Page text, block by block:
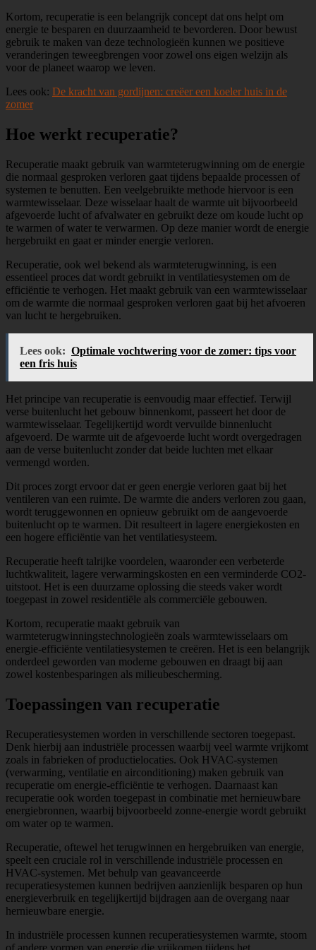
Kortom, recuperatie is een belangrijk concept dat ons helpt om
energie te besparen en duurzaamheid te bevorderen. Door bewust
gebruik te maken van deze technologieën kunnen we positieve
veranderingen teweegbrengen voor zowel ons eigen welzijn als
voor de planeet waarop we leven.
Lees ook: De kracht van gordijnen: creëer een koeler huis in de
zomer
Hoe werkt recuperatie?
Recuperatie maakt gebruik van warmteterugwinning om de energie
die normaal gesproken verloren gaat tijdens bepaalde processen of
systemen te benutten. Een veelgebruikte methode hiervoor is een
warmtewisselaar. Deze wisselaar haalt de warmte uit bijvoorbeeld
afgevoerde lucht of afvalwater en gebruikt deze om koude lucht op
te warmen of water te verwarmen. Op deze manier wordt de energie
hergebruikt en gaat er minder energie verloren.
Recuperatie, ook wel bekend als warmteterugwinning, is een
essentieel proces dat wordt gebruikt in ventilatiesystemen om de
efficiëntie te verhogen. Het maakt gebruik van een warmtewisselaar
om de warmte die normaal gesproken verloren gaat bij het afvoeren
van lucht te hergebruiken.
Lees ook: Optimale vochtwering voor de zomer: tips voor
een fris huis
Het principe van recuperatie is eenvoudig maar effectief. Terwijl
verse buitenlucht het gebouw binnenkomt, passeert het door de
warmtewisselaar. Tegelijkertijd wordt vervuilde binnenlucht
afgevoerd. De warmte uit de afgevoerde lucht wordt overgedragen
aan de verse buitenlucht zonder dat beide luchten met elkaar
vermengd worden.
Dit proces zorgt ervoor dat er geen energie verloren gaat bij het
ventileren van een ruimte. De warmte die anders verloren zou gaan,
wordt teruggewonnen en opnieuw gebruikt om de aangevoerde
buitenlucht op te warmen. Dit resulteert in lagere energiekosten en
een hogere efficiëntie van het ventilatiesysteem.
Recuperatie heeft talrijke voordelen, waaronder een verbeterde
luchtkwaliteit, lagere verwarmingskosten en een verminderde CO2-
uitstoot. Het is een duurzame oplossing die steeds vaker wordt
toegepast in zowel residentiële als commerciële gebouwen.
Kortom, recuperatie maakt gebruik van
warmteterugwinningstechnologieën zoals warmtewisselaars om
energie-efficiënte ventilatiesystemen te creëren. Het is een belangrijk
onderdeel geworden van moderne gebouwen en draagt bij aan
zowel kostenbesparingen als milieubescherming.
Toepassingen van recuperatie
Recuperatiesystemen worden in verschillende sectoren toegepast.
Denk hierbij aan industriële processen waarbij veel warmte vrijkomt
zoals in fabrieken of productielocaties. Ook HVAC-systemen
(verwarming, ventilatie en airconditioning) maken gebruik van
recuperatie om energie-efficiëntie te verhogen. Daarnaast kan
recuperatie ook worden toegepast in combinatie met hernieuwbare
energiebronnen, waarbij bijvoorbeeld zonne-energie wordt gebruikt
om water op te warmen.
Recuperatie, oftewel het terugwinnen en hergebruiken van energie,
speelt een cruciale rol in verschillende industriële processen en
HVAC-systemen. Met behulp van geavanceerde
recuperatiesystemen kunnen bedrijven aanzienlijk besparen op hun
energieverbruik en tegelijkertijd bijdragen aan de overgang naar
hernieuwbare energie.
In industriële processen kunnen recuperatiesystemen warmte, stoom
of andere vormen van energie die vrijkomen tijdens het